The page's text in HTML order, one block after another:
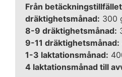
Från
dräktighetsmånad: 300
8-9 dräktighetsmånad:
9-11 dräktighetsmånad:
1-3 laktationsmånad:
4 laktationsmånad till